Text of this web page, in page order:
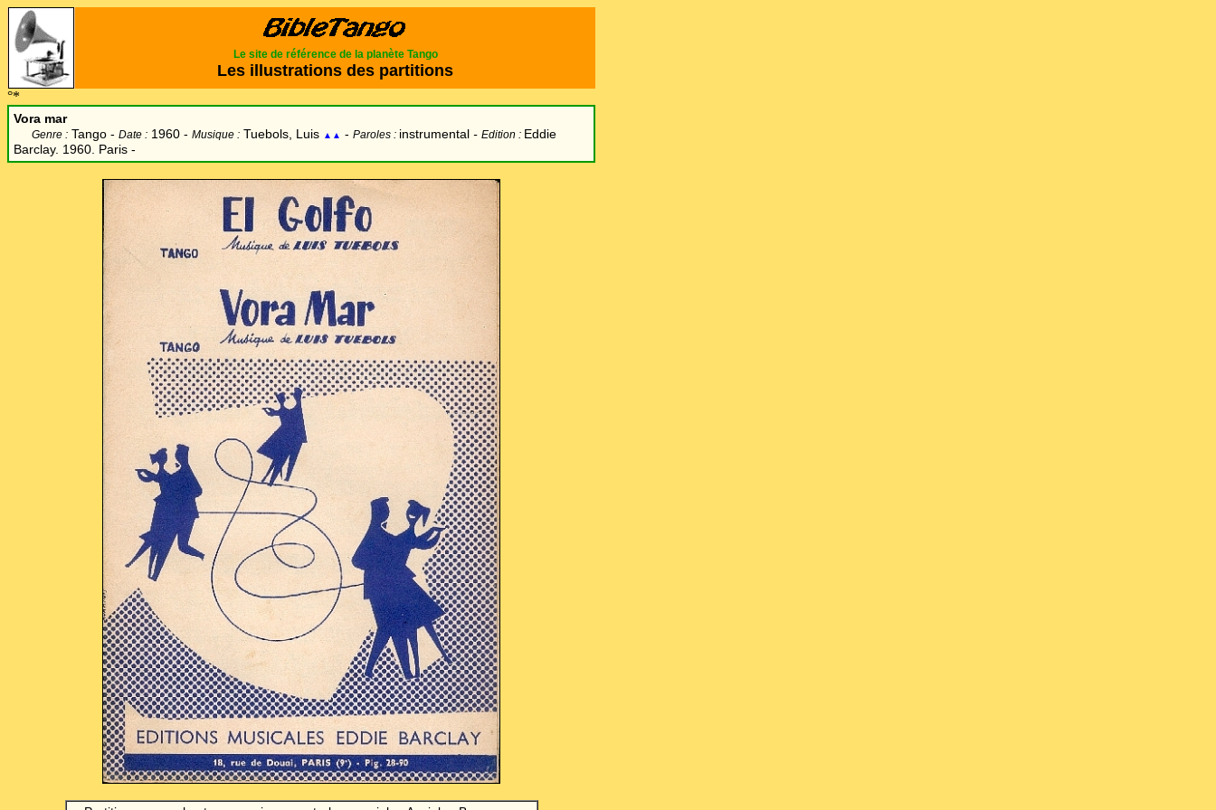
Le site de référence de la planète Tango
Les illustrations des partitions
°*
Vora mar
Genre : Tango - Date : 1960 - Musique : Tuebols, Luis ▲▲ - Paroles : instrumental - Edition : Eddie
Barclay. 1960. Paris -